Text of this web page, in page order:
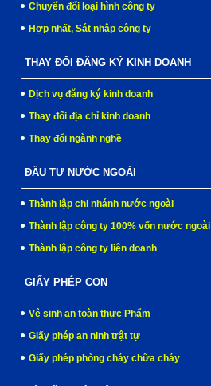
Chuyển đổi loại hình công ty
Hợp nhất, Sát nhập công ty
THAY ĐỔI ĐĂNG KÝ KINH DOANH
Dịch vụ đăng ký kinh doanh
Thay đổi địa chỉ kinh doanh
Thay đổi ngành nghề
ĐẦU TƯ NƯỚC NGOÀI
Thành lập chi nhánh nước ngoài
Thành lập công ty 100% vốn nước ngoài
Thành lập công ty liên doanh
GIẤY PHÉP CON
Vệ sinh an toàn thực Phẩm
Giấy phép an ninh trật tự
Giấy phép phòng cháy chữa cháy